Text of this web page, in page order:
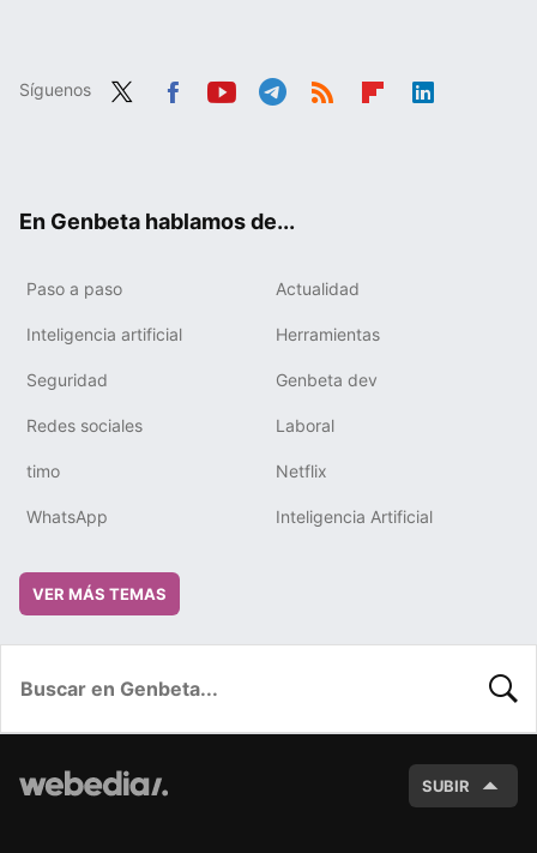
Síguenos
En Genbeta hablamos de...
Paso a paso Actualidad
Inteligencia artificial Herramientas
Seguridad Genbeta dev
Redes sociales Laboral
timo Netflix
WhatsApp Inteligencia Artificial
VER MÁS TEMAS
SUBIR